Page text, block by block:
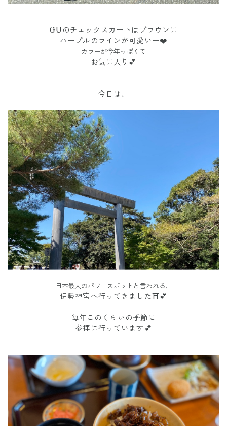
GUのチェックスカートはブラウンに
パープルのラインが可愛いー❤️
カラーが今年っぽくて
お気に入り💕
今日は、
日本最大のパワースポットと言われる、
伊勢神宮へ行ってきました⛩💕
毎年このくらいの季節に
参拝に行っています💕